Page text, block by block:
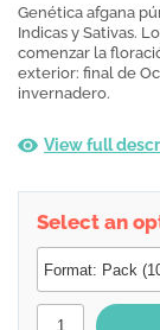
Genética afgana
Indicas y Sativas.
comenzar la
exterior: final de
invernadero.
View full
Select an